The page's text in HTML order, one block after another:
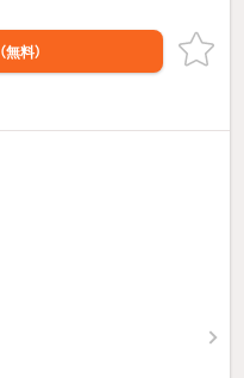
（無料）